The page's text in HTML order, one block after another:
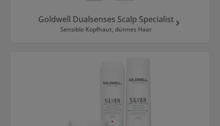
Goldwell Dualsenses Scalp Specialist
Sensible Kopfhaut, dünnes Haar